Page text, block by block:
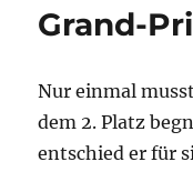
Grand-
Nur einmal
dem 2. Platz
entschied er für